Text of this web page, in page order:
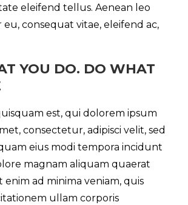
eleifend tellus. Aenean leo
consequat vitae, eleifend ac,
YOU DO. DO WHAT
est, qui dolorem ipsum
consectetur, adipisci velit, sed
eius modi tempora incidunt
magnam aliquam quaerat
ad minima veniam, quis
ullam corporis